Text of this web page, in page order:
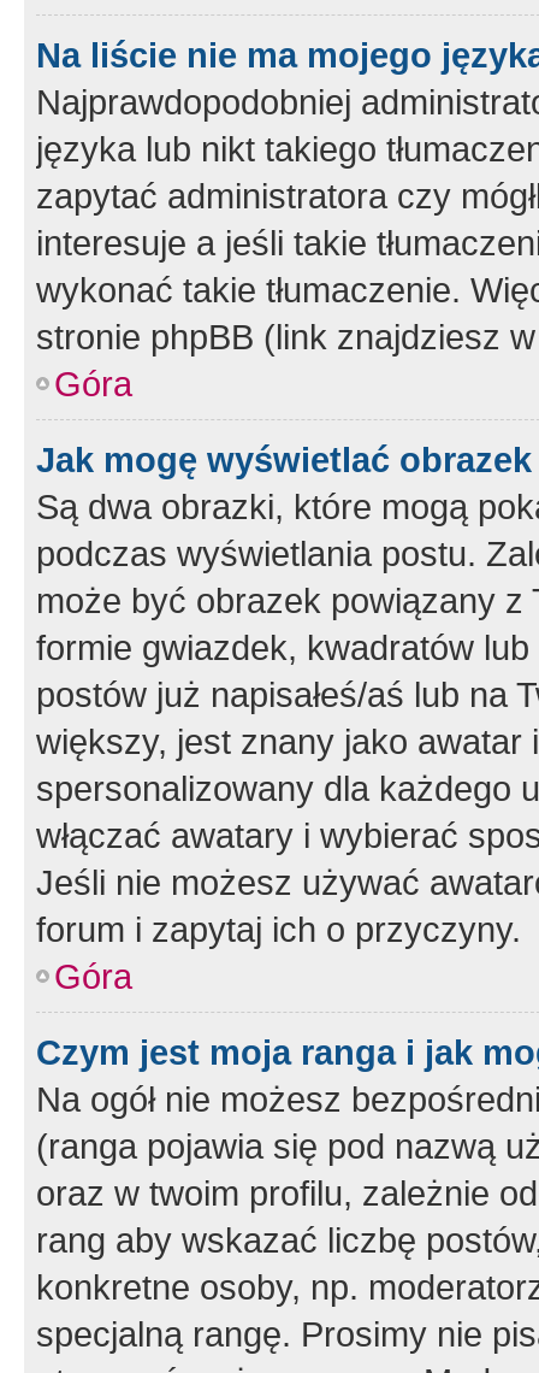
Na liście nie ma mojego
Najprawdopodobniej
języka lub nikt takiego
zapytać administratora czy
interesuje a jeśli takie
wykonać takie tłumaczenie.
stronie phpBB (link znajdziesz
Góra
Jak mogę wyświetlać
Są dwa obrazki, które mogą
podczas wyświetlania postu.
może być obrazek powiązany z
formie gwiazdek, kwadratów
postów już napisałeś/aś lub na
większy, jest znany jako
spersonalizowany dla każdego
włączać awatary i wybierać
Jeśli nie możesz używać
forum i zapytaj ich o przyczyny.
Góra
Czym jest moja ranga i jak
Na ogół nie możesz
(ranga pojawia się pod nazwą
oraz w twoim profilu, zależnie
rang aby wskazać liczbę
konkretne osoby, np.
specjalną rangę. Prosimy nie